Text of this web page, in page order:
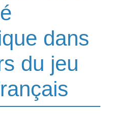
dans
du jeu